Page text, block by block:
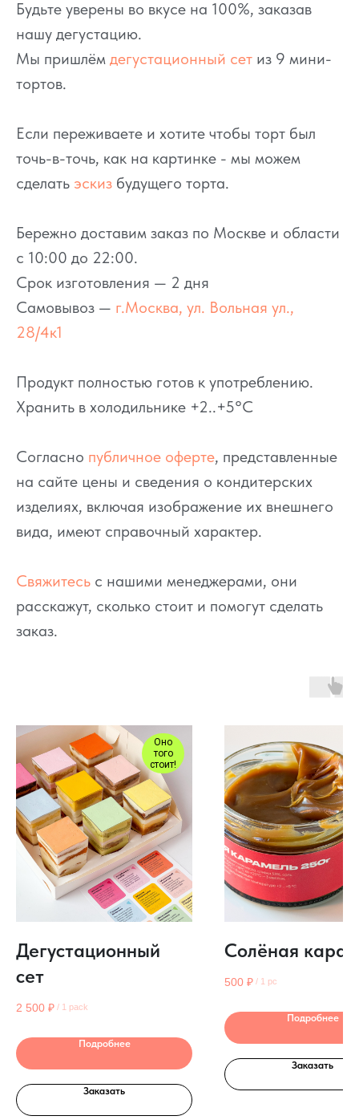
Будьте уверены во вкусе на 100%, заказав
нашу дегустацию.
Мы пришлём дегустационный сет из 9 мини-
тортов.
Если переживаете и хотите чтобы торт был
точь-в-точь, как на картинке - мы можем
сделать эскиз будущего торта.
Бережно доставим заказ по Москве и области
с 10:00 до 22:00.
Срок изготовления — 2 дня
Самовывоз — г.Москва, ул. Вольная ул.,
28/4к1
Продукт полностью готов к употреблению.
Хранить в холодильнике +2..+5°C
Согласно публичное оферте, представленные
на сайте цены и сведения о кондитерских
изделиях, включая изображение их внешнего
вида, имеют справочный характер.
Свяжитесь с нашими менеджерами, они
расскажут, сколько стоит и помогут сделать
заказ.
Оно
того
стоит!
Дегустационный
сет
2 500 ₽ / 1 pack
Подробнее
Заказать
Солёная
500 ₽ / 1 pc
Подробнее
Заказать